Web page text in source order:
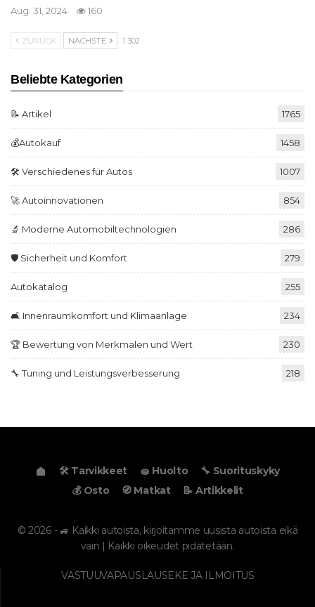
Aug. 31, 2024 160
ZURÜCK NÄCHSTE 1 302
Beliebte Kategorien
📝 Artikel 1765
💰Autokauf 1458
🛠️ Verschiedenes für Autos 1007
🚀 Autoinnovationen 854
🔬 Moderne Automobiltechnologien 286
🛡️ Sicherheit und Komfort 279
Autokatalog 255
🛋️ Innenraumkomfort und Klimaanlage 234
🏆 Bewertung von Merkmalen und Wert 230
🔧 Tuning und Leistungsverbesserung 218
🛠️ Tarvikkeet 🧽 Huolto
🔧 Suorituskyky
💰 Osto
🧭 Matkat 📝 Artikkelit
© 2026 - 🚙 Kaikki autoista, kirjoitamme uusista autoista eikä
vain | Kaikki oikeudet pidätetään.
VASTUUVAPAUSLAUSEKE JA ILMOITUS